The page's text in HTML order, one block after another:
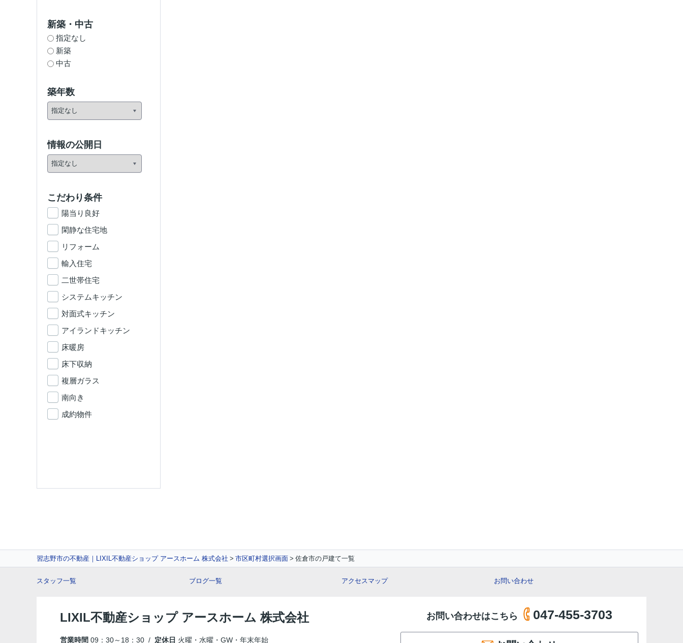
新築・中古
指定なし
新築
中古
築年数
情報の公開日
こだわり条件
陽当り良好
閑静な住宅地
リフォーム
輸入住宅
二世帯住宅
システムキッチン
対面式キッチン
アイランドキッチン
床暖房
床下収納
複層ガラス
南向き
成約物件
習志野市の不動産｜LIXIL不動産ショップ アースホーム 株式会社 市区町村選択画面 佐倉市の戸建て一覧
スタッフ一覧 ブログ一覧 アクセスマップ お問い合わせ
LIXIL不動産ショップ アースホーム 株式会社
営業時間 09：30～18：30 / 定休日 火曜・水曜・GW・年末年始
お問い合わせはこちら 047-455-3703